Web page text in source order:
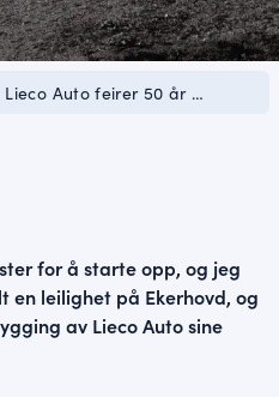
Lieco Auto feirer 50 år …
for å starte opp, og jeg
en leilighet på Ekerhovd, og
av Lieco Auto sine